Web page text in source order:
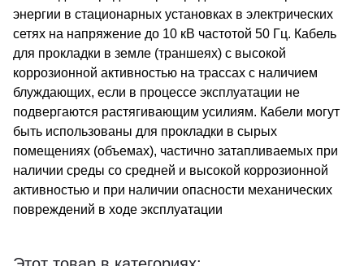
энергии в стационарных установках в электрических
сетях на напряжение до 10 кВ частотой 50 Гц. Кабель
для прокладки в земле (траншеях) с высокой
коррозионной активностью на трассах с наличием
блуждающих, если в процессе эксплуатации не
подвергаются растягивающим усилиям. Кабели могут
быть использованы для прокладки в сырых
помещениях (объемах), частично затапливаемых при
наличии среды со средней и высокой коррозионной
активностью и при наличии опасности механических
повреждений в ходе эксплуатации